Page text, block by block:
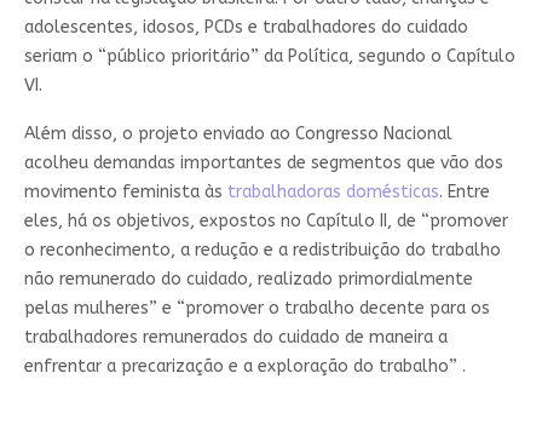
adolescentes, idosos, PCDs e trabalhadores do cuidado
seriam o “público prioritário” da Política, segundo o Capítulo
VI.
Além disso, o projeto enviado ao Congresso Nacional
acolheu demandas importantes de segmentos que vão dos
movimento feminista às trabalhadoras domésticas. Entre
eles, há os objetivos, expostos no Capítulo II, de “promover
o reconhecimento, a redução e a redistribuição do trabalho
não remunerado do cuidado, realizado primordialmente
pelas mulheres” e “promover o trabalho decente para os
trabalhadores remunerados do cuidado de maneira a
enfrentar a precarização e a exploração do trabalho” .